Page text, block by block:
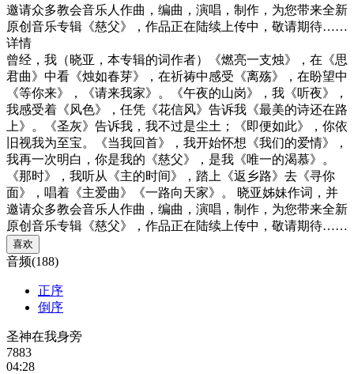
邀请众多教会音乐人作曲，编曲，演唱，制作，为您带来全新
原创音乐专辑《慈父》，作品正在陆续上传中，敬请期待……
详情
曾经，我（晓亚，本专辑的词作者）《燃亮一支烛》，在《思
君曲》中看《烛如春芽》，在祈祷中感受《离殇》，在盼望中
《等你来》，《请来我家》。《午夜的山岗》，我《听夜》，
我感受着《风色》，任凭《花信风》告诉我《最美的诗还在路
上》。《圣灰》告诉我，我不过是尘土；《即便如此》，你依
旧视我为至宝。《当我回首》，我开始怀想《我们的爱情》，
我再一次明白，你是我的《慈父》，是我《唯一的渴慕》。
《那时》，我听从《主的时间》，踏上《返乡路》去《寻你
面》，唱着《主爱曲》《一路向天家》。 晓亚姊妹作词，并
邀请众多教会音乐人作曲，编曲，演唱，制作，为您带来全新
原创音乐专辑《慈父》，作品正在陆续上传中，敬请期待……
喜欢
音频(188)
正序
倒序
圣神在我身旁
7883
04:28